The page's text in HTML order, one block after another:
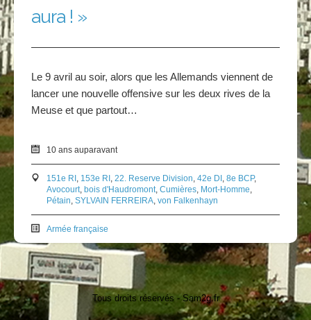
aura ! »
Le 9 avril au soir, alors que les Allemands viennent de
lancer une nouvelle offensive sur les deux rives de la
Meuse et que partout…
10 ans auparavant
151e RI , 153e RI , 22. Reserve Division, 42e DI , 8e BCP,
Avocourt, bois d'Haudromont, Cumières, Mort-Homme,
Pétain, SYLVAIN FERREIRA, von Falkenhayn
Armée française
Tous droits réservés - Sam2g.fr